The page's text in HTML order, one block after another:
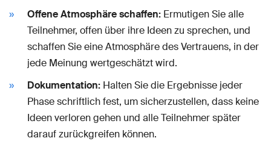
Offene Atmosphäre schaffen: Ermutigen Sie alle
Teilnehmer, offen über ihre Ideen zu sprechen, und
schaffen Sie eine Atmosphäre des Vertrauens, in der
jede Meinung wertgeschätzt wird.
Dokumentation: Halten Sie die Ergebnisse jeder
Phase schriftlich fest, um sicherzustellen, dass keine
Ideen verloren gehen und alle Teilnehmer später
darauf zurückgreifen können.